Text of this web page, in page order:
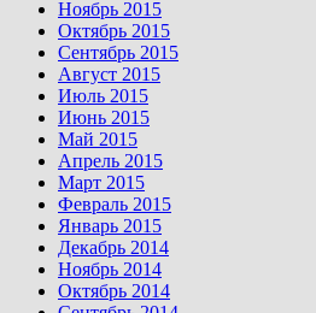
Ноябрь 2015
Октябрь 2015
Сентябрь 2015
Август 2015
Июль 2015
Июнь 2015
Май 2015
Апрель 2015
Март 2015
Февраль 2015
Январь 2015
Декабрь 2014
Ноябрь 2014
Октябрь 2014